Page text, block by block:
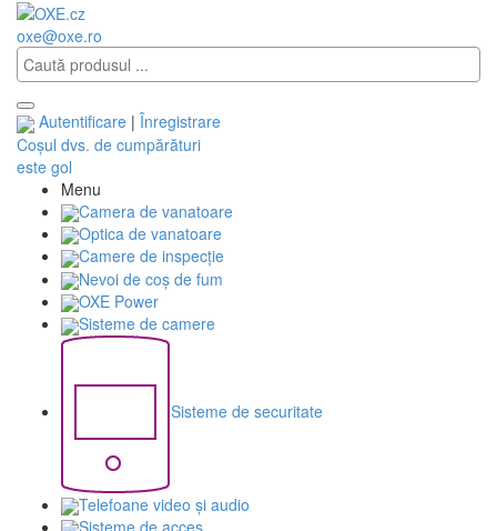
oxe@oxe.ro
Autentificare | Înregistrare
Coșul dvs. de cumpărături
este gol
Menu
Camera de vanatoare
Optica de vanatoare
Camere de inspecție
Nevoi de coș de fum
OXE Power
Sisteme de camere
Sisteme de securitate
Telefoane video și audio
Sisteme de acces